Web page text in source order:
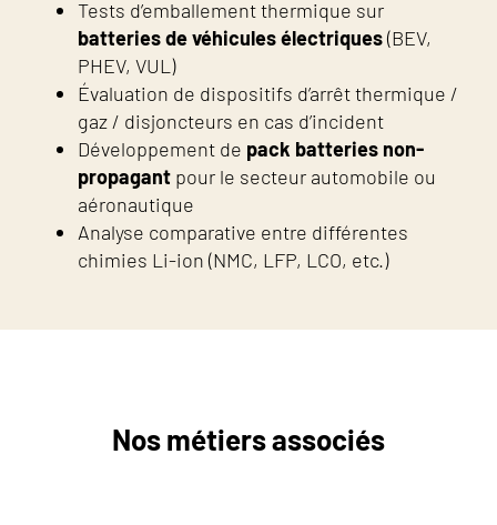
Tests d’emballement thermique sur
batteries de véhicules électriques(BEV,
PHEV, VUL)
Évaluation de dispositifs d’arrêt thermique /
gaz / disjoncteurs en cas d’incident
Développement de pack batteries non-
propagant pour le secteur automobile ou
aéronautique
Analyse comparative entre différentes
chimies Li-ion (NMC, LFP, LCO, etc.)
Nos métiers associés